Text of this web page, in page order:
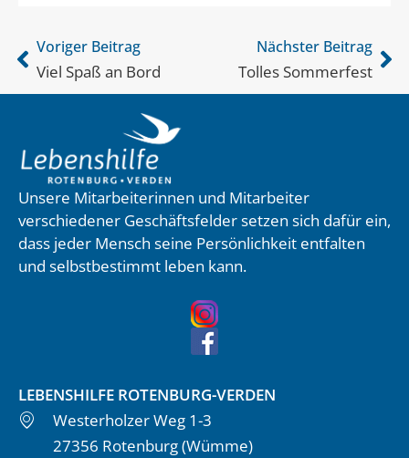
Voriger Beitrag
Viel Spaß an Bord
Nächster Beitrag
Tolles Sommerfest
Unsere Mitarbeiterinnen und Mitarbeiter
verschiedener Geschäftsfelder setzen sich dafür ein,
dass jeder Mensch seine Persönlichkeit entfalten
und selbstbestimmt leben kann.
LEBENSHILFE ROTENBURG-VERDEN
Westerholzer Weg 1-3
27356 Rotenburg (Wümme)